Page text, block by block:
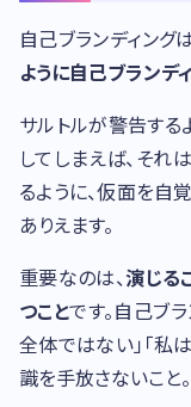
自己ブランディング
ように自己ブランデ
サルトルが警告する
してしまえば、それ
るように、仮面を自
ありえます。
重要なのは、演じる
つことです。自己ブ
全体ではない」「私
識を手放さないこと。